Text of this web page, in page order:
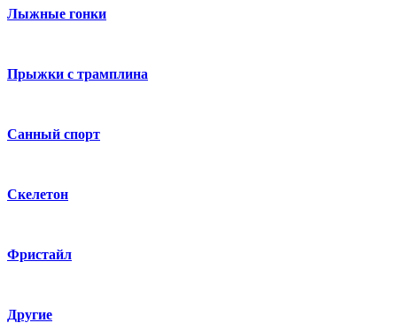
Лыжные гонки
Прыжки с трамплина
Санный спорт
Скелетон
Фристайл
Другие